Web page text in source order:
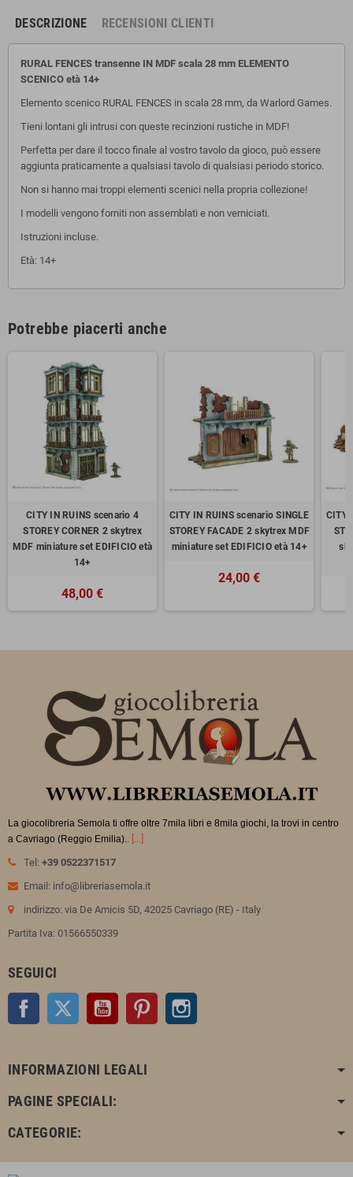
DESCRIZIONE RECENSIONI CLIENTI
RURAL FENCES transenne IN MDF scala 28 mm ELEMENTO
SCENICO età 14+
Elemento scenico RURAL FENCES in scala 28 mm, da Warlord Games.
Tieni lontani gli intrusi con queste recinzioni rustiche in MDF!
Perfetta per dare il tocco finale al vostro tavolo da gioco, può essere
aggiunta praticamente a qualsiasi tavolo di qualsiasi periodo storico.
Non si hanno mai troppi elementi scenici nella propria collezione!
I modelli vengono forniti non assemblati e non verniciati.
Istruzioni incluse.
Età: 14+
Potrebbe piacerti anche
CITY IN RUINS scenario 4
STOREY CORNER 2 skytrex
MDF miniature set EDIFICIO età
14+
48,00 €
CITY IN RUINS scenario SINGLE
STOREY FACADE 2 skytrex MDF
miniature set EDIFICIO età 14+
24,00 €
CITY
La giocolibreria Semola ti offre oltre 7mila libri e 8mila giochi, la trovi in centro
a Cavriago (Reggio Emilia).. [...]
Tel: +39 0522371517
Email: info@libreriasemola.it
indirizzo: via De Amicis 5D, 42025 Cavriago (RE) - Italy
Partita Iva: 01566550339
SEGUICI
Facebook Twitter YouTube Pinterest
INFORMAZIONI LEGALI
PAGINE SPECIALI:
CATEGORIE: